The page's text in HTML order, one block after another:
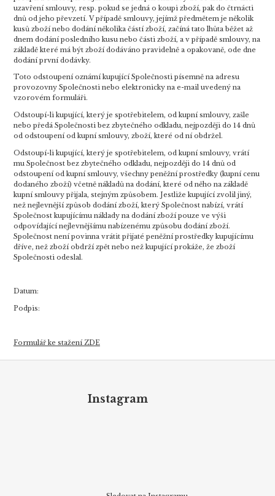
uzavření smlouvy, resp. pokud se jedná o koupi zboží, pak do čtrnácti
dnů od jeho převzetí. V případě smlouvy, jejímž předmětem je několik
kusů zboží nebo dodání několika částí zboží, začíná tato lhůta běžet až
dnem dodání posledního kusu nebo části zboží, a v případě smlouvy, na
základě které má být zboží dodáváno pravidelně a opakovaně, ode dne
dodání první dodávky.
Toto odstoupení oznámí kupující Společnosti písemně na adresu
provozovny Společnosti nebo elektronicky na e-mail uvedený na
vzorovém formuláři.
Odstoupí-li kupující, který je spotřebitelem, od kupní smlouvy, zašle
nebo předá Společnosti bez zbytečného odkladu, nejpozději do 14 dnů
od odstoupení od kupní smlouvy, zboží, které od ní obdržel.
Odstoupí-li kupující, který je spotřebitelem, od kupní smlouvy, vrátí
mu Společnost bez zbytečného odkladu, nejpozději do 14 dnů od
odstoupení od kupní smlouvy, všechny peněžní prostředky (kupní cenu
dodaného zboží) včetně nákladů na dodání, které od něho na základě
kupní smlouvy přijala, stejným způsobem. Jestliže kupující zvolil jiný,
než nejlevnější způsob dodání zboží, který Společnost nabízí, vrátí
Společnost kupujícímu náklady na dodání zboží pouze ve výši
odpovídající nejlevnějšímu nabízenému způsobu dodání zboží.
Společnost není povinna vrátit přijaté peněžní prostředky kupujícímu
dříve, než zboží obdrží zpět nebo než kupující prokáže, že zboží
Společnosti odeslal.
Datum:
Podpis:
Formulář ke stažení ZDE
Instagram